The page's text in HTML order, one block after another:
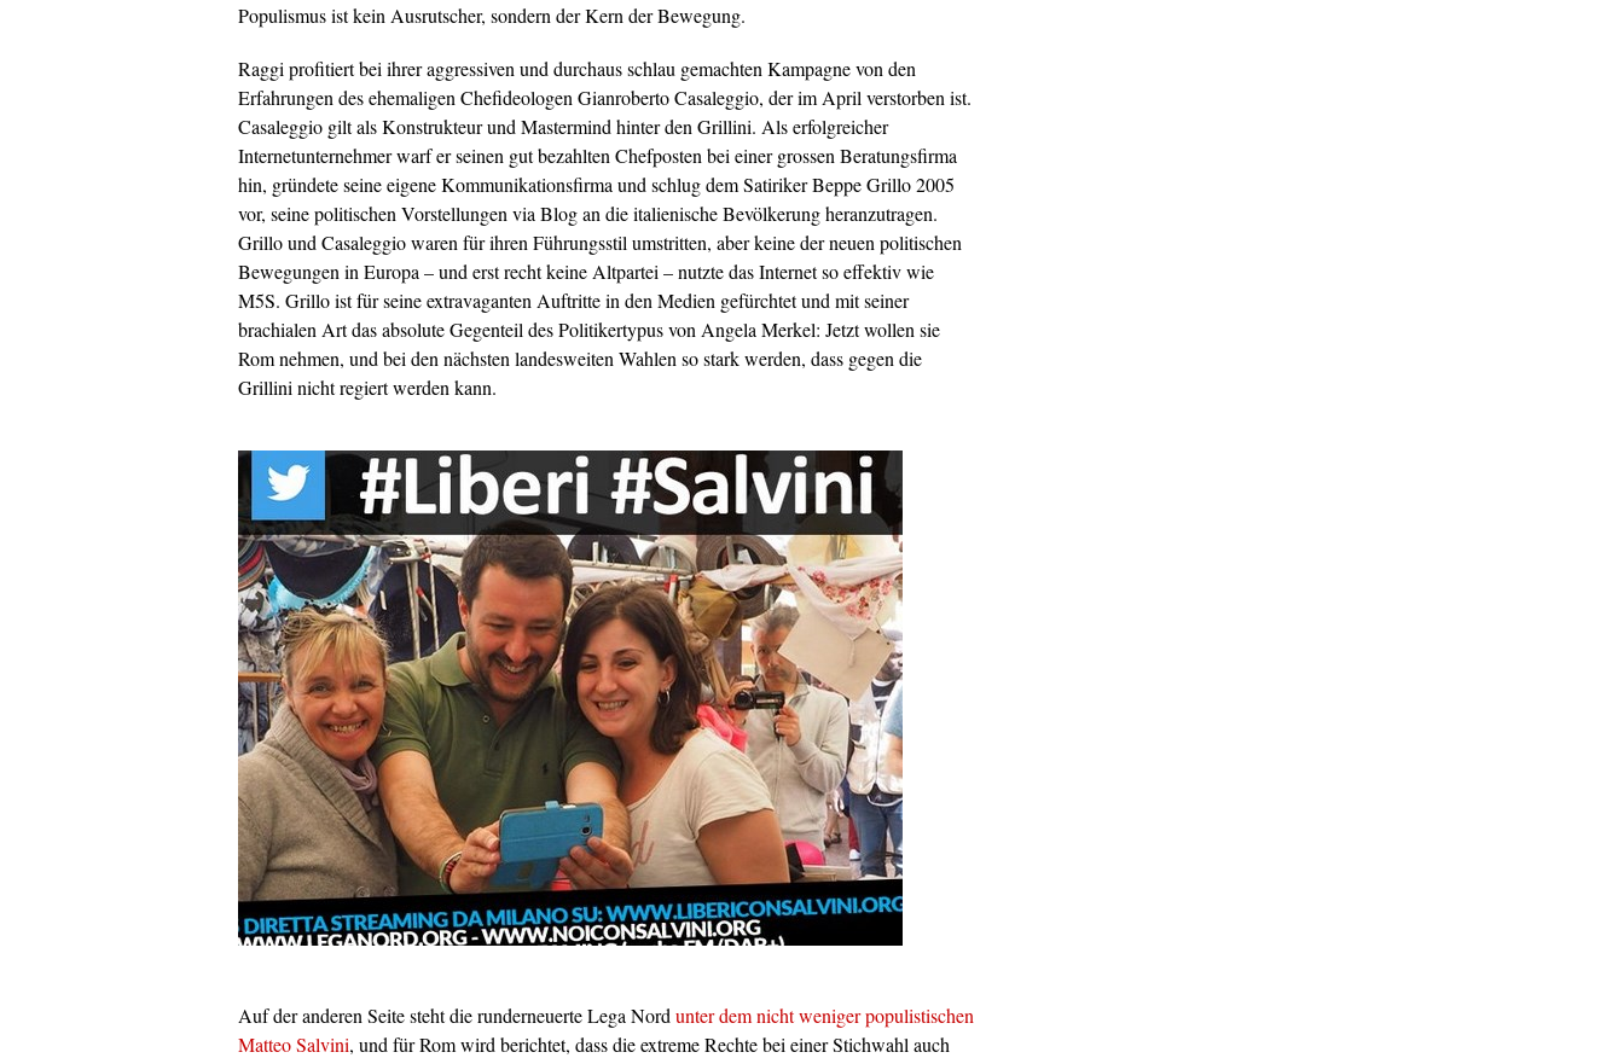
Populismus ist kein Ausrutscher, sondern der Kern der Bewegung.
Raggi profitiert bei ihrer aggressiven und durchaus schlau gemachten Kampagne von den
Erfahrungen des ehemaligen Chefideologen Gianroberto Casaleggio, der im April verstorben ist.
Casaleggio gilt als Konstrukteur und Mastermind hinter den Grillini. Als erfolgreicher
Internetunternehmer warf er seinen gut bezahlten Chefposten bei einer grossen Beratungsfirma
hin, gründete seine eigene Kommunikationsfirma und schlug dem Satiriker Beppe Grillo 2005
vor, seine politischen Vorstellungen via Blog an die italienische Bevölkerung heranzutragen.
Grillo und Casaleggio waren für ihren Führungsstil umstritten, aber keine der neuen politischen
Bewegungen in Europa – und erst recht keine Altpartei – nutzte das Internet so effektiv wie
M5S. Grillo ist für seine extravaganten Auftritte in den Medien gefürchtet und mit seiner
brachialen Art das absolute Gegenteil des Politikertypus von Angela Merkel: Jetzt wollen sie
Rom nehmen, und bei den nächsten landesweiten Wahlen so stark werden, dass gegen die
Grillini nicht regiert werden kann.
Auf der anderen Seite steht die runderneuerte Lega Nord unter dem nicht weniger populistischen
Matteo Salvini, und für Rom wird berichtet, dass die extreme Rechte bei einer Stichwahl auch